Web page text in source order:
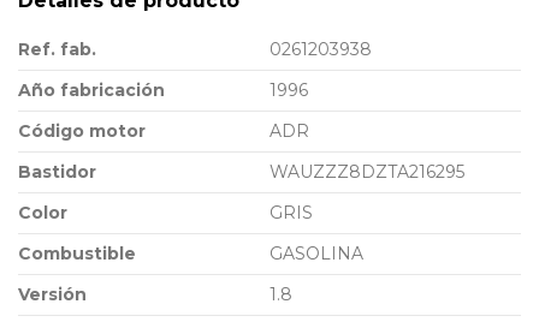
Ref. fab.
0261203938
Año fabricación
1996
Código motor
ADR
Bastidor
WAUZZZ8DZTA216295
Color
GRIS
Combustible
GASOLINA
Versión
1.8